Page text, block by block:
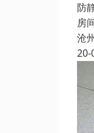
防
房
沧
20-